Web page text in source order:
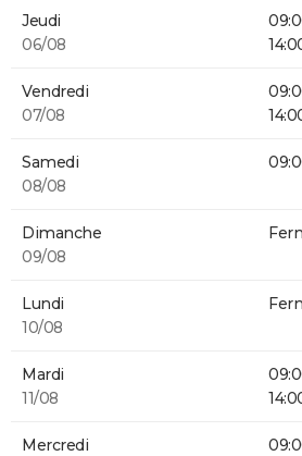
Jeudi
06/08
Vendredi
07/08
Samedi
08/08
Dimanche
09/08
Lundi
10/08
Mardi
11/08
Mercredi